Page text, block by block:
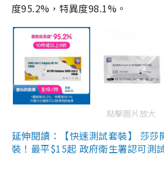
度95.2%，特異度98.1%。
點擊圖片放大
延伸閱讀：【快速測試套裝】 莎莎
裝！最平$15起 政府衛生署認可測